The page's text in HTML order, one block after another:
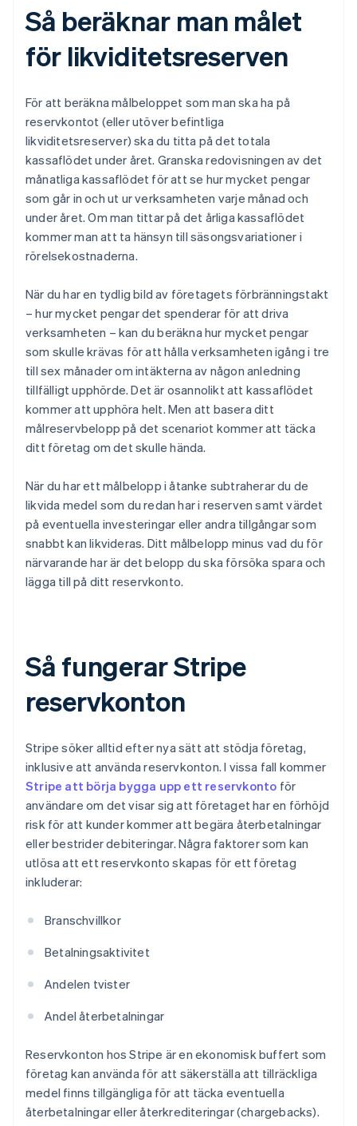
Så beräknar man målet
för likviditetsreserven
För att beräkna målbeloppet som man ska ha på
reservkontot (eller utöver befintliga
likviditetsreserver) ska du titta på det totala
kassaflödet under året. Granska redovisningen av det
månatliga kassaflödet för att se hur mycket pengar
som går in och ut ur verksamheten varje månad och
under året. Om man tittar på det årliga kassaflödet
kommer man att ta hänsyn till säsongsvariationer i
rörelsekostnaderna.
När du har en tydlig bild av företagets förbränningstakt
– hur mycket pengar det spenderar för att driva
verksamheten – kan du beräkna hur mycket pengar
som skulle krävas för att hålla verksamheten igång i tre
till sex månader om intäkterna av någon anledning
tillfälligt upphörde. Det är osannolikt att kassaflödet
kommer att upphöra helt. Men att basera ditt
målreservbelopp på det scenariot kommer att täcka
ditt företag om det skulle hända.
När du har ett målbelopp i åtanke subtraherar du de
likvida medel som du redan har i reserven samt värdet
på eventuella investeringar eller andra tillgångar som
snabbt kan likvideras. Ditt målbelopp minus vad du för
närvarande har är det belopp du ska försöka spara och
lägga till på ditt reservkonto.
Så fungerar Stripe
reservkonton
Stripe söker alltid efter nya sätt att stödja företag,
inklusive att använda reservkonton. I vissa fall kommer
Stripe att börja bygga upp ett reservkonto för
användare om det visar sig att företaget har en förhöjd
risk för att kunder kommer att begära återbetalningar
eller bestrider debiteringar. Några faktorer som kan
utlösa att ett reservkonto skapas för ett företag
inkluderar:
Branschvillkor
Betalningsaktivitet
Andelen tvister
Andel återbetalningar
Reservkonton hos Stripe är en ekonomisk buffert som
företag kan använda för att säkerställa att tillräckliga
medel finns tillgängliga för att täcka eventuella
återbetalningar eller återkrediteringar (chargebacks).